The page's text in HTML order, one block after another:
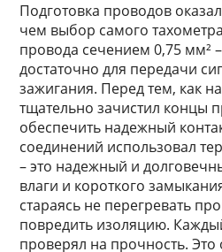
Подготовка проводов
чем выбор самого
провода сечением 0,75 мм²
достаточно для передачи
зажигания. Перед тем, как
тщательно зачистил концы
обеспечить надежный
соединений использовал
– это надежный и
влаги и короткого
стараясь не перегревать
повредить изоляцию.
проверял на прочность.